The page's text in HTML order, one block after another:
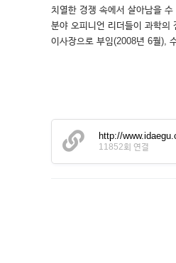
치열한 경쟁 속에서 살아남을
분야 오피니언 리더들이 과학의
이사장으로 부임(2008년 6월),
http://
11852회 연결